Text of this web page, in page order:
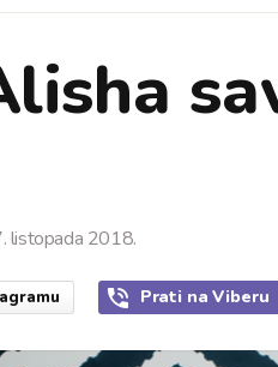
listopada 2018.
Prati na Viberu